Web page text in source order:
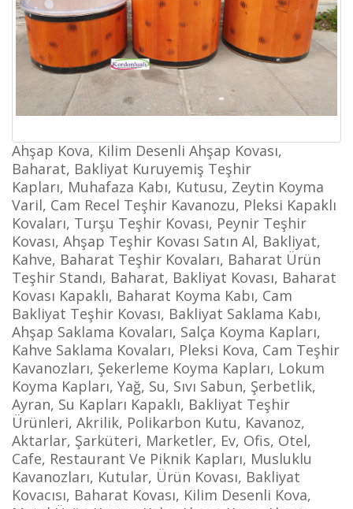
Ahşap Kova, Kilim Desenli Ahşap Kovası,
Baharat, Bakliyat Kuruyemiş Teşhir
Kapları, Muhafaza Kabı, Kutusu, Zeytin Koyma
Varil, Cam Recel Teşhir Kavanozu, Pleksi Kapaklı
Kovaları, Turşu Teşhir Kovası, Peynir Teşhir
Kovası, Ahşap Teşhir Kovası Satın Al, Bakliyat,
Kahve, Baharat Teşhir Kovaları, Baharat Ürün
Teşhir Standı, Baharat, Bakliyat Kovası, Baharat
Kovası Kapaklı, Baharat Koyma Kabı, Cam
Bakliyat Teşhir Kovası, Bakliyat Saklama Kabı,
Ahşap Saklama Kovaları, Salça Koyma Kapları,
Kahve Saklama Kovaları, Pleksi Kova, Cam Teşhir
Kavanozları, Şekerleme Koyma Kapları, Lokum
Koyma Kapları, Yağ, Su, Sıvı Sabun, Şerbetlik,
Ayran, Su Kapları Kapaklı, Bakliyat Teşhir
Ürünleri, Akrilik, Polikarbon Kutu, Kavanoz,
Aktarlar, Şarküteri, Marketler, Ev, Ofis, Otel,
Cafe, Restaurant Ve Piknik Kapları, Musluklu
Kavanozları, Kutular, Ürün Kovası, Bakliyat
Kovacısı, Baharat Kovası, Kilim Desenli Kova,